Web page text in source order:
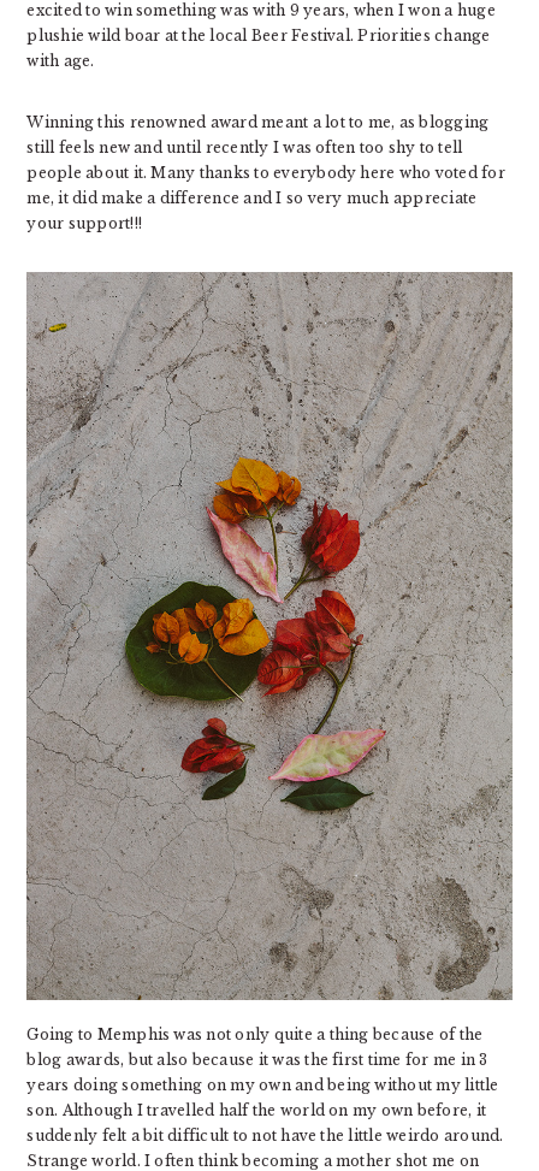
excited to win something was with 9 years, when I won a huge
plushie wild boar at the local Beer Festival. Priorities change
with age.
Winning this renowned award meant a lot to me, as blogging
still feels new and until recently I was often too shy to tell
people about it. Many thanks to everybody here who voted for
me, it did make a difference and I so very much appreciate
your support!!!
Going to Memphis was not only quite a thing because of the
blog awards, but also because it was the first time for me in 3
years doing something on my own and being without my little
son. Although I travelled half the world on my own before, it
suddenly felt a bit difficult to not have the little weirdo around.
Strange world. I often think becoming a mother shot me on